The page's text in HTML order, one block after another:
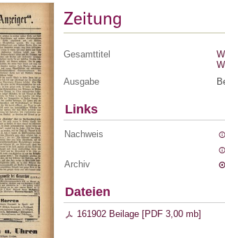
Zeitung
Gesamttitel
Ausgabe
Links
Nachweis
Archiv
Dateien
161902 Beilage [PDF 3,00 mb]